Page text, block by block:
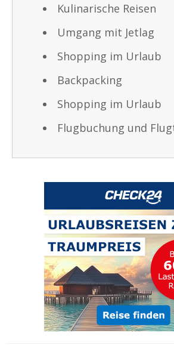
Kulinarische Reisen
Umgang mit Jetlag
Shopping im Urlaub
Backpacking
Shopping im Urlaub
Flugbuchung und